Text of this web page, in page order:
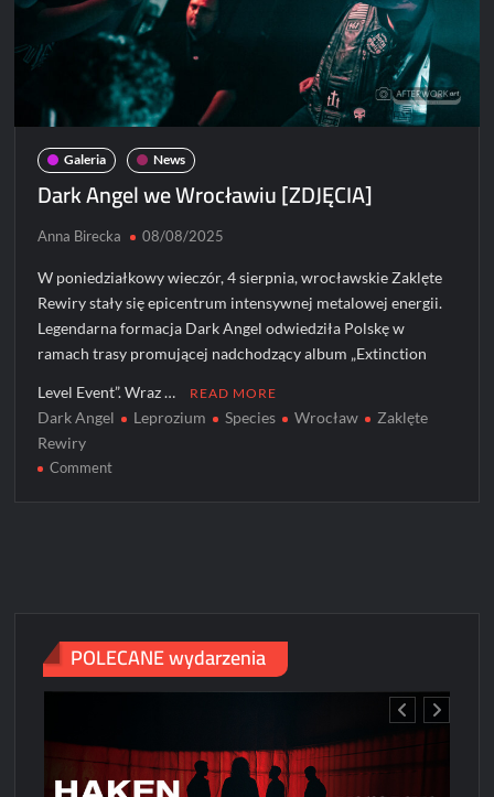
Galeria News
Dark Angel we Wrocławiu [ZDJĘCIA]
Anna Birecka 08/08/2025
W poniedziałkowy wieczór, 4 sierpnia, wrocławskie Zaklęte
Rewiry stały się epicentrum intensywnej metalowej energii.
Legendarna formacja Dark Angel odwiedziła Polskę w
ramach trasy promującej nadchodzący album „Extinction
Level Event”. Wraz … READ MORE
Dark Angel Leprozium Species Wrocław
Zaklęte
Rewiry
Commenton
POLECANE wydarzenia